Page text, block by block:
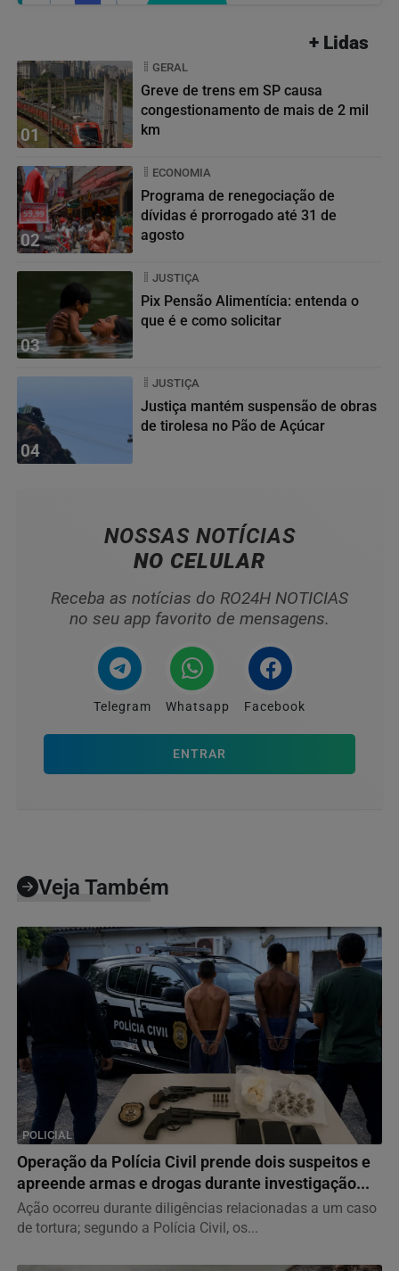
+ Lidas
01
GERAL
Greve de trens em SP causa
congestionamento de mais de 2 mil
km
02
ECONOMIA
Programa de renegociação de
dívidas é prorrogado até 31 de
agosto
03
JUSTIÇA
Pix Pensão Alimentícia: entenda o
que é e como solicitar
04
JUSTIÇA
Justiça mantém suspensão de obras
de tirolesa no Pão de Açúcar
NOSSAS NOTÍCIAS
NO CELULAR
Receba as notícias do RO24H NOTICIAS
no seu app favorito de mensagens.
Telegram Whatsapp Facebook
ENTRAR
Veja Também
POLICIAL
Operação da Polícia Civil prende dois suspeitos e
apreende armas e drogas durante investigação...
Ação ocorreu durante diligências relacionadas a um caso
de tortura; segundo a Polícia Civil, os...